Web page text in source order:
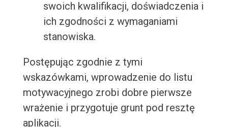
swoich kwalifikacji, doświadczenia i
ich zgodności z wymaganiami
stanowiska.
Postępując zgodnie z tymi
wskazówkami, wprowadzenie do listu
motywacyjnego zrobi dobre pierwsze
wrażenie i przygotuje grunt pod resztę
aplikacji.